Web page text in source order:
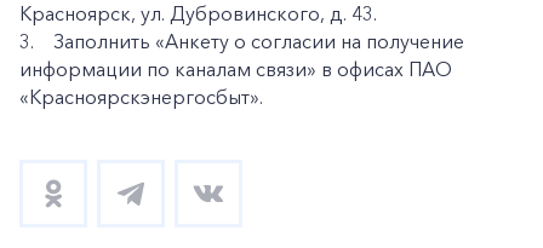
Красноярск, ул. Дубровинского, д. 43.
3. Заполнить «Анкету о согласии на получение
информации по каналам связи» в офисах ПАО
«Красноярскэнергосбыт».